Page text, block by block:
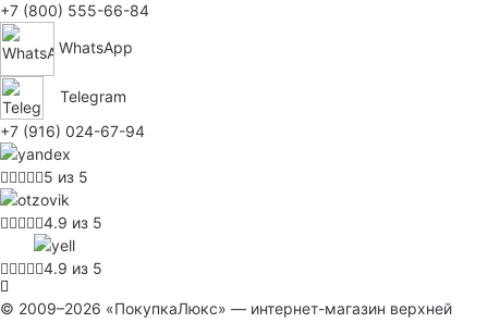
+7 (800) 555-66-84
WhatsApp
Telegram
+7 (916) 024-67-94
5 из 5
4.9 из 5
4.9 из 5
© 2009–2026 «ПокупкаЛюкс» — интернет-магазин верхней